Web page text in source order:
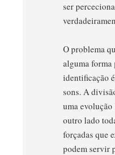
ser
O problema
alguma forma
identificação
sons. A
uma
outro lado
forçadas que
podem servir